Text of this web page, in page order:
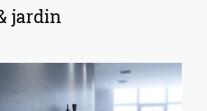
des conseils pratiques et des astuces
vous guider afin de voyager l’esprit
jardin